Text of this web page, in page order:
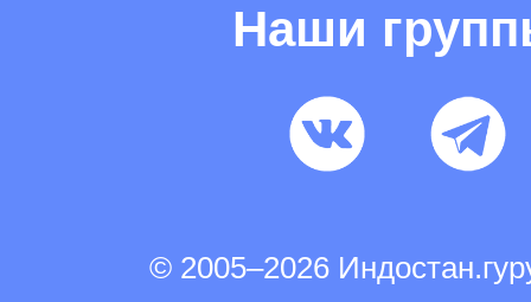
Наши
© 2005–2026